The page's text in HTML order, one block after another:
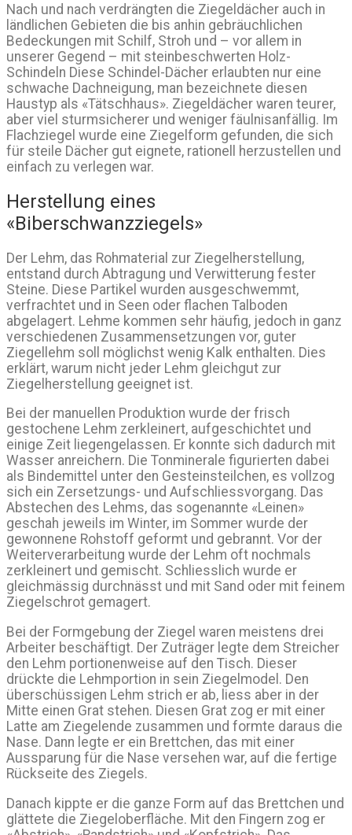
Nach und nach verdrängten die Ziegeldächer auch in
ländlichen Gebieten die bis anhin gebräuchlichen
Bedeckungen mit Schilf, Stroh und – vor allem in
unserer Gegend – mit steinbeschwerten Holz-
Schindeln Diese Schindel-Dächer erlaubten nur eine
schwache Dachneigung, man bezeichnete diesen
Haustyp als «Tätschhaus». Ziegeldächer waren teurer,
aber viel sturmsicherer und weniger fäulnisanfällig. Im
Flachziegel wurde eine Ziegelform gefunden, die sich
für steile Dächer gut eignete, rationell herzustellen und
einfach zu verlegen war.
Herstellung eines
«Biberschwanzziegels»
Der Lehm, das Rohmaterial zur Ziegelherstellung,
entstand durch Abtragung und Verwitterung fester
Steine. Diese Partikel wurden ausgeschwemmt,
verfrachtet und in Seen oder flachen Talboden
abgelagert. Lehme kommen sehr häufig, jedoch in ganz
verschiedenen Zusammensetzungen vor, guter
Ziegellehm soll möglichst wenig Kalk enthalten. Dies
erklärt, warum nicht jeder Lehm gleichgut zur
Ziegelherstellung geeignet ist.
Bei der manuellen Produktion wurde der frisch
gestochene Lehm zerkleinert, aufgeschichtet und
einige Zeit liegengelassen. Er konnte sich dadurch mit
Wasser anreichern. Die Tonminerale figurierten dabei
als Bindemittel unter den Gesteinsteilchen, es vollzog
sich ein Zersetzungs- und Aufschliessvorgang. Das
Abstechen des Lehms, das sogenannte «Leinen»
geschah jeweils im Winter, im Sommer wurde der
gewonnene Rohstoff geformt und gebrannt. Vor der
Weiterverarbeitung wurde der Lehm oft nochmals
zerkleinert und gemischt. Schliesslich wurde er
gleichmässig durchnässt und mit Sand oder mit feinem
Ziegelschrot gemagert.
Bei der Formgebung der Ziegel waren meistens drei
Arbeiter beschäftigt. Der Zuträger legte dem Streicher
den Lehm portionenweise auf den Tisch. Dieser
drückte die Lehmportion in sein Ziegelmodel. Den
überschüssigen Lehm strich er ab, liess aber in der
Mitte einen Grat stehen. Diesen Grat zog er mit einer
Latte am Ziegelende zusammen und formte daraus die
Nase. Dann legte er ein Brettchen, das mit einer
Aussparung für die Nase versehen war, auf die fertige
Rückseite des Ziegels.
Danach kippte er die ganze Form auf das Brettchen und
glättete die Ziegeloberfläche. Mit den Fingern zog er